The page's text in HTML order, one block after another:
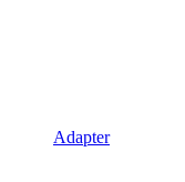
Adapter